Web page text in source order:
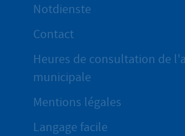
Notdienste
Contact
Heures de consultation de
municipale
Mentions légales
Langage facile